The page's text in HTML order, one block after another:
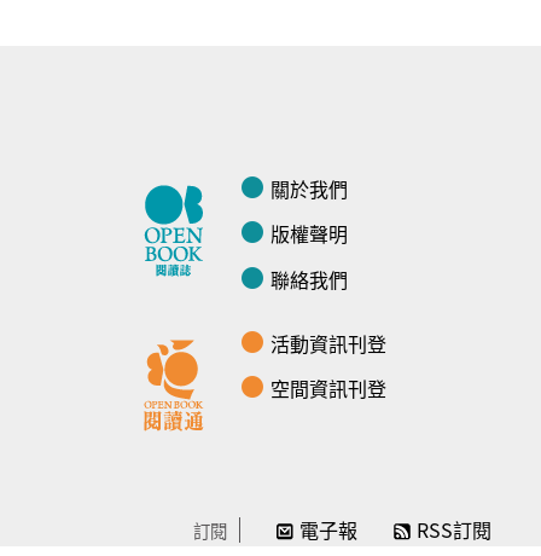
關於我們
版權聲明
聯絡我們
活動資訊刊登
空間資訊刊登
訂閱 電子報 RSS訂閱